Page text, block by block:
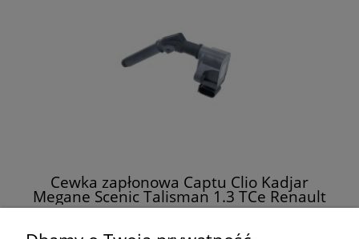
Cewka zapłonowa Captu Clio Kadjar
Megane Scenic Talisman 1.3 TCe Renault
224332935R OEM